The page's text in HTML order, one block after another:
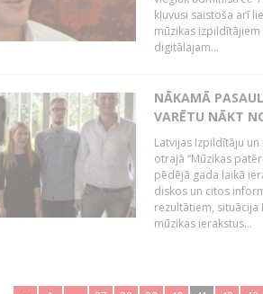
kļuvusi saistoša arī
mūzikas
digitālajam...
NĀKAMĀ
VARĒTU NĀKT
Latvijas Izpildītāju
otrajā “Mūzikas
pēdējā gada laikā
diskos un citos
rezultātiem, situācija
mūzikas ierakstus...